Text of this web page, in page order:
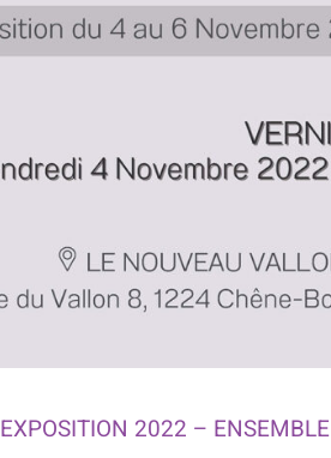
EXPOSITION 2022 – ENSEMBLE